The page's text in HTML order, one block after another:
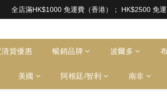
得在業務過程中，向未成年人售賣或供應令人醺
全店滿HK$1000 免運費（香港）； HK$2500 免
得在業務過程中，向未成年人售賣或供應令人醺
貨優惠 暢銷品牌 波爾多
美國 阿根廷/智利 南非